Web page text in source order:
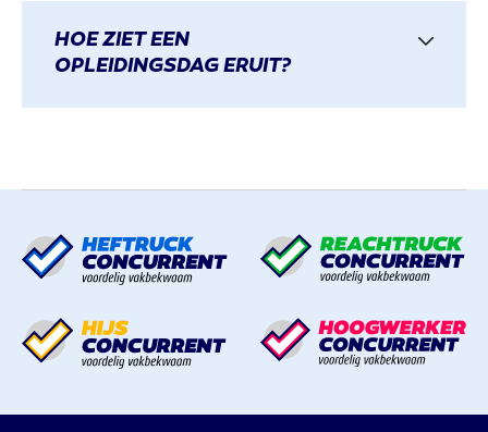
HOE ZIET EEN
OPLEIDINGSDAG ERUIT?